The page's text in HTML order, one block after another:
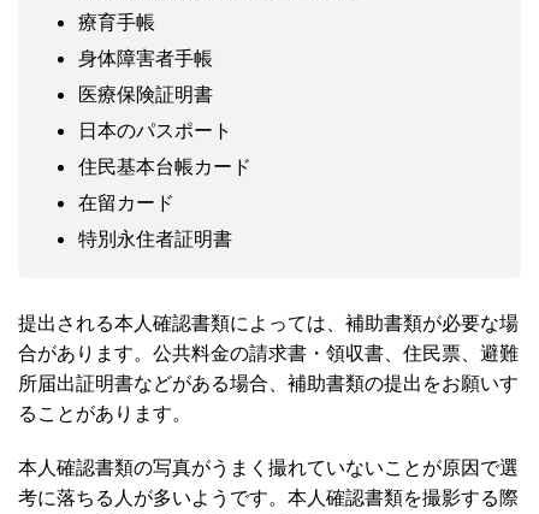
療育手帳
身体障害者手帳
医療保険証明書
日本のパスポート
住民基本台帳カード
在留カード
特別永住者証明書
提出される本人確認書類によっては、補助書類が必要な場
合があります。公共料金の請求書・領収書、住民票、避難
所届出証明書などがある場合、補助書類の提出をお願いす
ることがあります。
本人確認書類の写真がうまく撮れていないことが原因で選
考に落ちる人が多いようです。本人確認書類を撮影する際